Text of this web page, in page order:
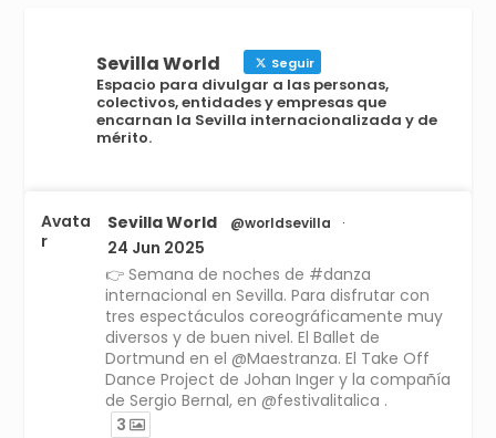
Sevilla World Seguir
Espacio para divulgar a las personas,
colectivos, entidades y empresas que
encarnan la Sevilla internacionalizada y de
mérito.
Avata
r
Sevilla World @worldsevilla ·
24 Jun 2025
👉 Semana de noches de #danza
internacional en Sevilla. Para disfrutar con
tres espectáculos coreográficamente muy
diversos y de buen nivel. El Ballet de
Dortmund en el @Maestranza. El Take Off
Dance Project de Johan Inger y la compañía
de Sergio Bernal, en @festivalitalica .
3